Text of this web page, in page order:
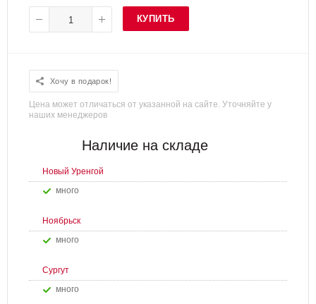
КУПИТЬ
Хочу в подарок!
Цена может отличаться от указанной на сайте. Уточняйте у
наших менеджеров
Наличие на складе
Новый Уренгой
Много
Ноябрьск
Много
Сургут
Много